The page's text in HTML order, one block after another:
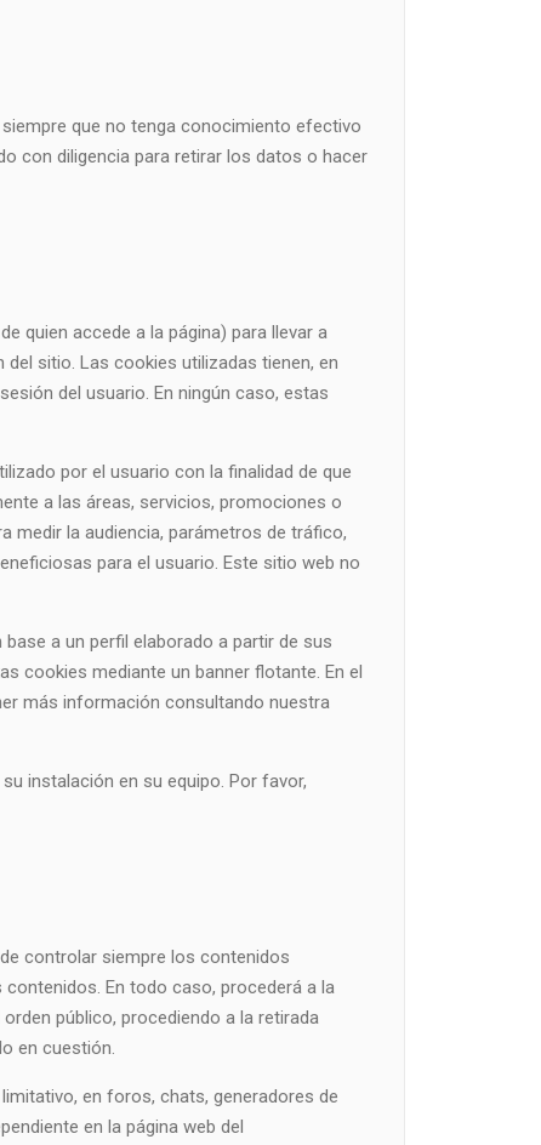
siempre que no tenga conocimiento efectivo
con diligencia para retirar los datos o hacer
quien accede a la página) para llevar a
sitio. Las cookies utilizadas tienen, en
del usuario. En ningún caso, estas
por el usuario con la finalidad de que
a las áreas, servicios, promociones o
medir la audiencia, parámetros de tráfico,
para el usuario. Este sitio web no
a un perfil elaborado a partir de sus
cookies mediante un banner flotante. En el
más información consultando nuestra
instalación en su equipo. Por favor,
controlar siempre los contenidos
En todo caso, procederá a la
público, procediendo a la retirada
en cuestión.
en foros, chats, generadores de
en la página web del